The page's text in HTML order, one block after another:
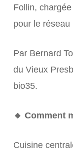
Follin,
pour le réseau
Par Bernard
du Vieux
bio35.
🔸 Comment
Cuisine